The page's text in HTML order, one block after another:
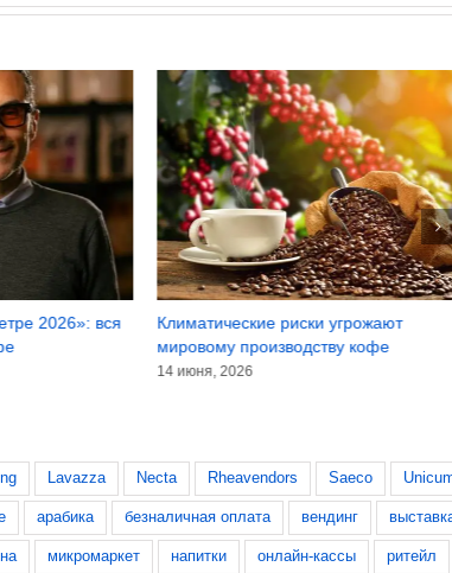
2026»: вся
Климатические риски угрожают
мировому производству кофе
14 июня, 2026
Lavazza Necta Rheavendors Saeco
арабика безналичная оплата вендинг
микромаркет напитки онлайн-кассы ритейл